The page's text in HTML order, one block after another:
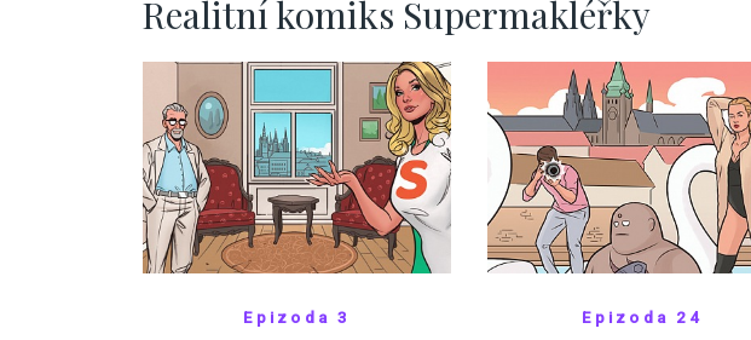
Realitní komiks Supermakléřky
Epizoda 3 Epizoda 24